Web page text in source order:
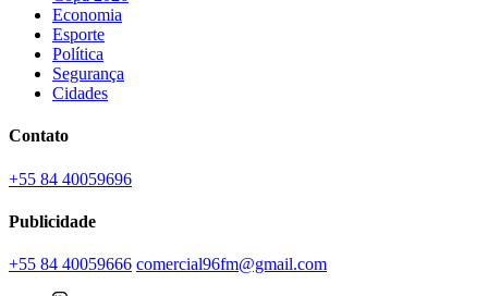
Economia
Esporte
Política
Segurança
Cidades
Contato
+55 84 40059696
Publicidade
+55 84 40059666 comercial96fm@gmail.com